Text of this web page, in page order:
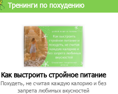
Тренинги по похудению
Как выстроить стройное питание
Похудеть, не считая каждую калорию и без
запрета любимых вкусностей